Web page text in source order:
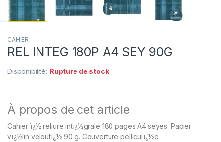
CAHIER
REL INTEG 180P A4 SEY 90G
Disponibilité: Rupture de stock
À propos de cet article
Cahier ï¿½ reliure intï¿½grale 180 pages A4 seyes. Papier
vï¿½lin veloutï¿½ 90 g. Couverture pelliculï¿½e.